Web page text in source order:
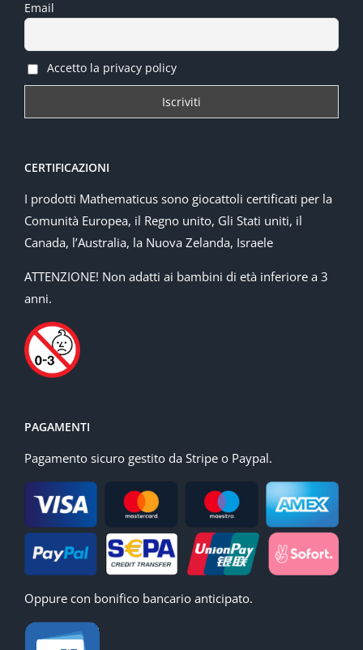
Email
Accetto la privacy policy
CERTIFICAZIONI
I prodotti Mathematicus sono giocattoli certificati per la
Comunità Europea, il Regno unito, Gli Stati uniti, il
Canada, l’Australia, la Nuova Zelanda, Israele
ATTENZIONE! Non adatti ai bambini di età inferiore a 3
anni.
PAGAMENTI
Pagamento sicuro gestito da Stripe o Paypal.
Oppure con bonifico bancario anticipato.